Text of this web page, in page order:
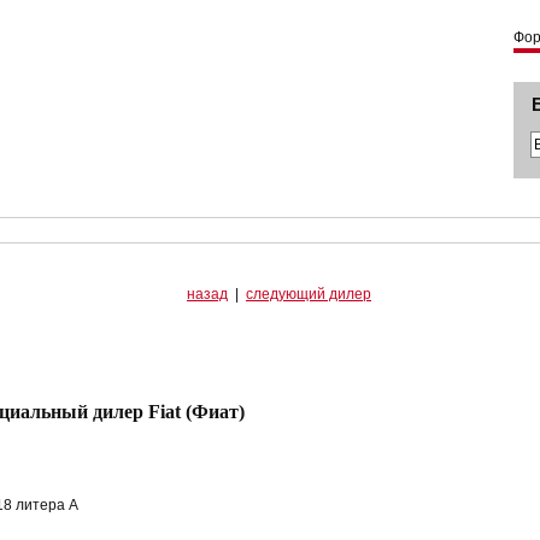
назад следующий дилер
дилер Fiat (Фиат)
литера А